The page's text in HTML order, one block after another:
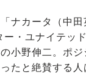
ナカータ（中
・ユナイテッ
小野伸二。ポ
たと絶賛する人